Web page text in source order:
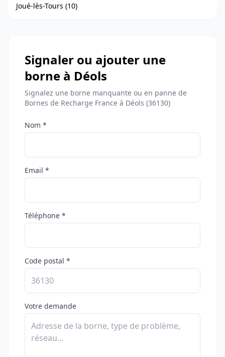
Joué-lès-Tours (10)
Signaler ou ajouter une
borne à Déols
Signalez une borne manquante ou en panne de
Bornes de Recharge France à Déols (36130)
Nom *
Email *
Téléphone *
Code postal *
Votre demande